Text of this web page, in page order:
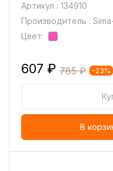
Артикул : 134910
Производитель :
Цвет:
607 ₽ 785 ₽ -23%
В